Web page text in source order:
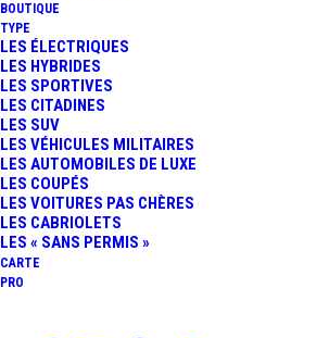
BOUTIQUE
TYPE
LES ÉLECTRIQUES
LES HYBRIDES
LES SPORTIVES
LES CITADINES
LES SUV
LES VÉHICULES MILITAIRES
LES AUTOMOBILES DE LUXE
LES COUPÉS
LES VOITURES PAS CHÈRES
LES CABRIOLETS
LES « SANS PERMIS »
CARTE
PRO
VIDÉO :
CIRCUIT
GP DE MONACO